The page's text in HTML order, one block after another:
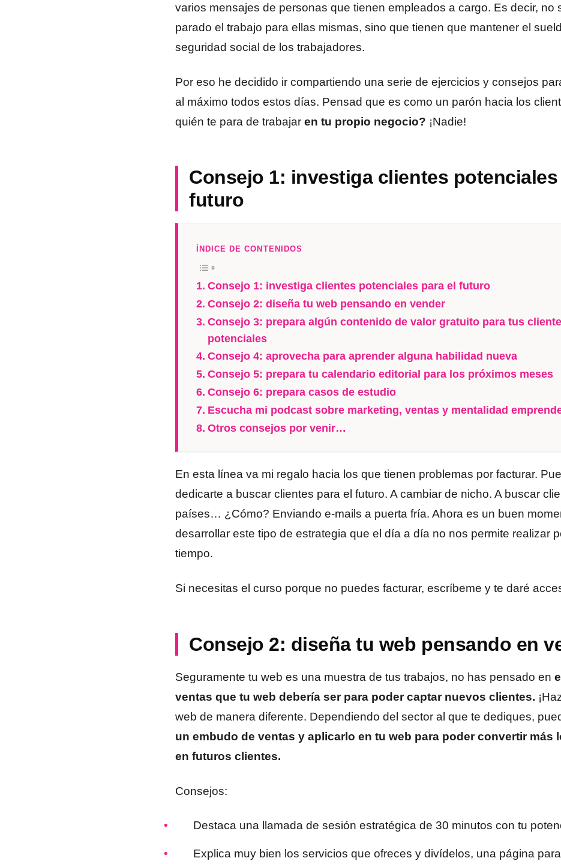
varios mensajes de personas que tienen empleados a cargo. Es decir, no
parado el trabajo para ellas mismas, sino que tienen que mantener el
seguridad social de los trabajadores.
Por eso he decidido ir compartiendo una serie de ejercicios y consejos
al máximo todos estos días. Pensad que es como un parón hacia los
quién te para de trabajar en tu propio negocio? ¡Nadie!
Consejo 1: investiga clientes potenciales
futuro
ÍNDICE DE CONTENIDOS
Consejo 1: investiga clientes potenciales para el futuro
Consejo 2: diseña tu web pensando en vender
Consejo 3: prepara algún contenido de valor gratuito para tus
potenciales
Consejo 4: aprovecha para aprender alguna habilidad nueva
Consejo 5: prepara tu calendario editorial para los próximos meses
Consejo 6: prepara casos de estudio
Escucha mi podcast sobre marketing, ventas y mentalidad
Otros consejos por venir…
En esta línea va mi regalo hacia los que tienen problemas por facturar.
dedicarte a buscar clientes para el futuro. A cambiar de nicho. A buscar
países… ¿Cómo? Enviando e-mails a puerta fría. Ahora es un buen
desarrollar este tipo de estrategia que el día a día no nos permite realizar
tiempo.
Si necesitas el curso porque no puedes facturar, escríbeme y te daré
Consejo 2: diseña tu web pensando en
Seguramente tu web es una muestra de tus trabajos, no has pensado en
ventas que tu web debería ser para poder captar nuevos clientes.
web de manera diferente. Dependiendo del sector al que te dediques,
un embudo de ventas y aplicarlo en tu web para poder convertir más
en futuros clientes.
Consejos:
Destaca una llamada de sesión estratégica de 30 minutos con tu
Explica muy bien los servicios que ofreces y divídelos, una página